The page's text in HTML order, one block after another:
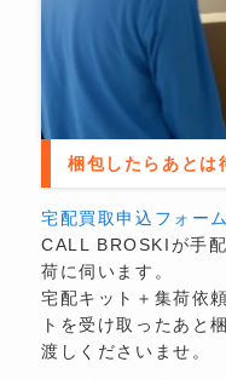
梱包したらあとは
宅配買取申込フォーム
CALL BROSKIが手
荷に伺います。
宅配キット＋集荷依
トを受け取ったあと
渡しくださいませ。